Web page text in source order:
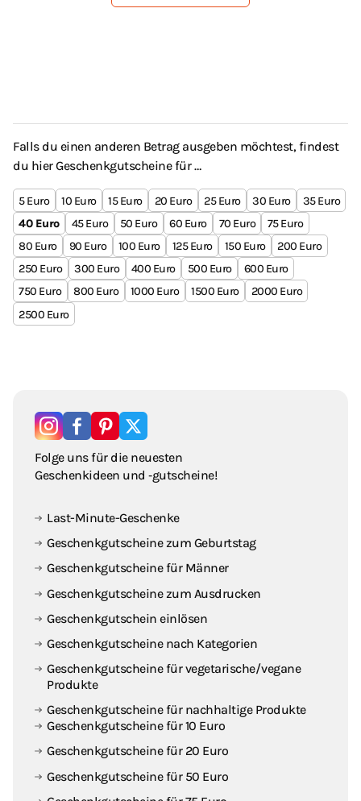
Falls du einen anderen Betrag ausgeben möchtest, findest
du hier Geschenkgutscheine für …
5 10 15 20 25 30
35
40
45 50 60 70
75
80
90 100 125 150
200
250
300 400 500
600
750
800 1000 1500
2000
2500
Folge uns für die neuesten
Geschenkideen und ‑gutscheine!
Geschenkgutscheine für 10 Euro
Geschenkgutscheine für 20 Euro
Geschenkgutscheine für 50 Euro
Last-Minute-Geschenke
Geschenkgutscheine zum Geburtstag
Geschenkgutscheine für Männer
Geschenkgutscheine zum Ausdrucken
Geschenkgutschein einlösen
Geschenkgutscheine nach Kategorien
Geschenkgutscheine für vegetarische / vegane
Produkte
Geschenkgutscheine für nachhaltige Produkte